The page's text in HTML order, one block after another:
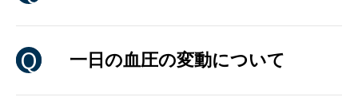
一日の血圧の変動について